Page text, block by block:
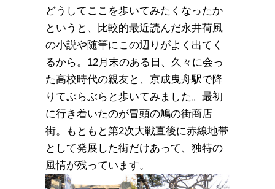
どうしてここを歩いてみたくなったか
というと、比較的最近読んだ永井荷風
の小説や随筆にこの辺りがよく出てく
るから。12月末のある日、久々に会っ
た高校時代の親友と、京成曳舟駅で降
りてぶらぶらと歩いてみました。最初
に行き着いたのが冒頭の鳩の街商店
街。もともと第2次大戦直後に赤線地帯
として発展した街だけあって、独特の
風情が残っています。